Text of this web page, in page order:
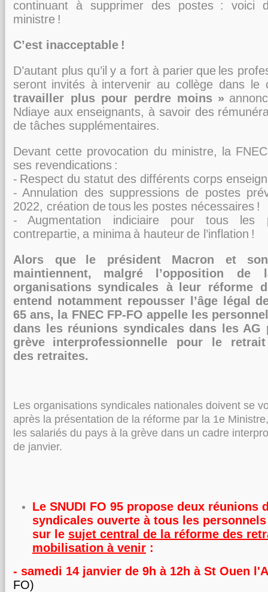
continuant à supprimer des postes : voici
ministre !
C’est inacceptable !
D’autant plus qu’il y a fort à parier que les
seront invités à intervenir au collège dans le
travailler plus pour perdre moins »
Ndiaye aux enseignants, à savoir des
de tâches supplémentaires.
Devant cette provocation du ministre, la
ses revendications :
- Respect du statut des différents corps
- Annulation des suppressions de postes
2022, création detous es postes nécessaires !
-
Augmentation indiciaire pour tous les
contrepartie, a minima à hauteur de l’inflation !
Alors que
le président Macron et son
maintiennent, malgré
l’opposition de
organisations syndicales à
leur réforme
entend notamment repousser l’âge légal
65 ans, la FNEC FP-FO appelle les
dans les réunions syndicales dans les AG
grève
interprofessionnelle pour le
des retraites.
Les organisations syndicales nationales doivent se
après la présentation de la réforme par la 1e
les salariés du pays à la grève dans un cadre
de janvier.
Le SNUDI FO 95 propose deux réunions
syndicales ouverte à tous les
sur le sujet central de la réforme des
mobilisation à venir :
- samedi 14 janvier de 9h à 12h à St Ouen
FO)